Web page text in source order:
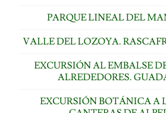
PARQUE LINEAL DEL
VALLE DEL LOZOYA.
EXCURSIÓN AL EMBALSE
ALREDEDORES.
EXCURSIÓN BOTÁNICA A